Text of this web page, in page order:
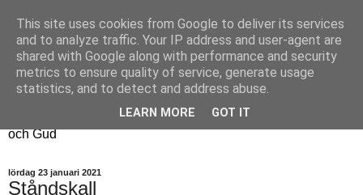
Fyren
Fyren finns för att sprida ljus i mörkret
För att påminna om guldkanterna i tillvaron
Här samsas jakt, hantverk, odling, och andra tankar om livet
och Gud
lördag 23 januari 2021
Ståndskall
This site uses cookies from Google to deliver its services
and to analyze traffic. Your IP address and user-agent are
shared with Google along with performance and security
metrics to ensure quality of service, generate usage
statistics, and to detect and address abuse.
LEARN MORE GOT IT